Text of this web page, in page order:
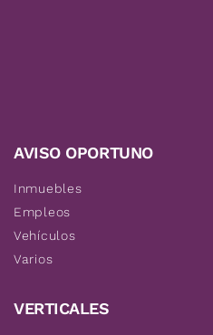
AVISO OPORTUNO
Inmuebles
Empleos
Vehículos
Varios
VERTICALES